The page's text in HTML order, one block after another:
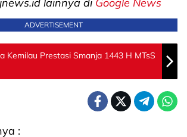
ADVERTISEMENT
Kemilau Prestasi Smanja 1443 H MTsS
: